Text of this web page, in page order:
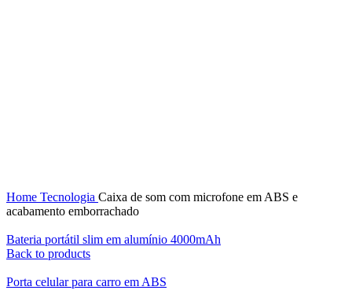
Home Tecnologia Caixa de som com microfone em ABS e
acabamento emborrachado
Bateria portátil slim em alumínio 4000mAh
Back to products
Porta celular para carro em ABS